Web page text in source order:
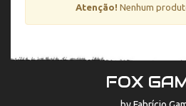
Atenção! Nenhum
FOX